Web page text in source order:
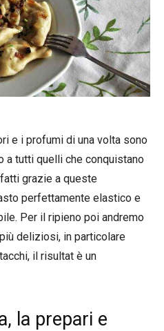
e i profumi di una volta sono
a tutti quelli che conquistano
grazie a queste
perfettamente elastico e
Per il ripieno poi andremo
deliziosi, in particolare
il risultat è un
la prepari e